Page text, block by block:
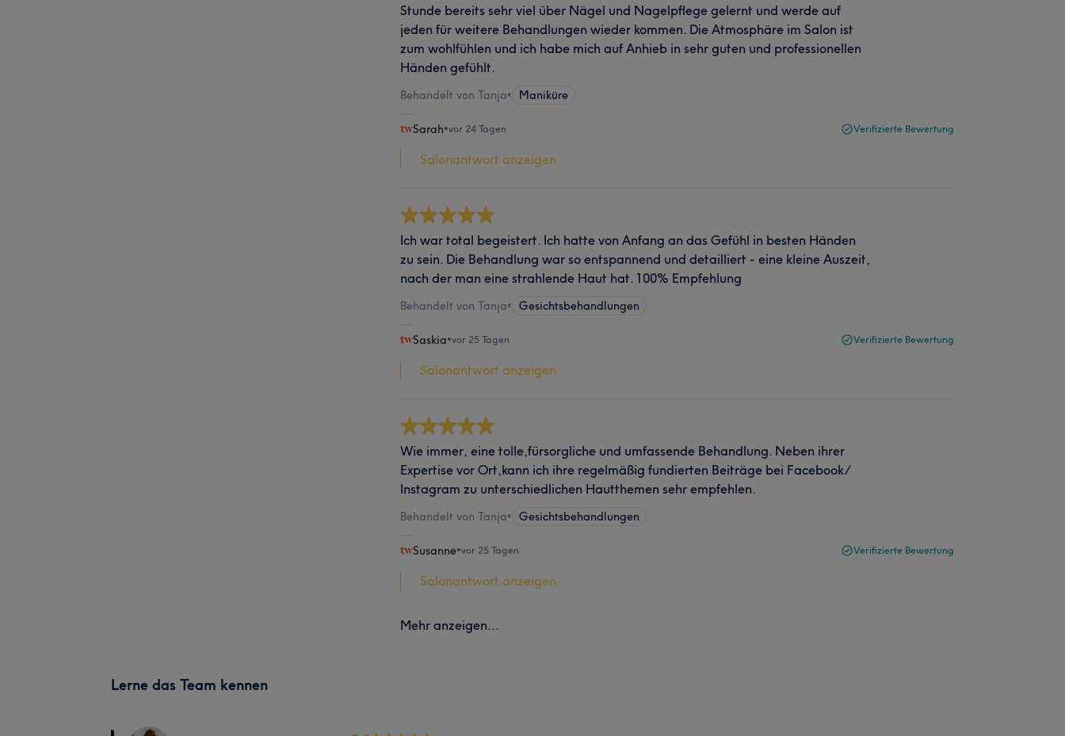
Stunde bereits sehr viel über Nägel und Nagelpflege gelernt und werde auf
jeden für weitere Behandlungen wieder kommen. Die Atmosphäre im Salon ist
zum wohlfühlen und ich habe mich auf Anhieb in sehr guten und professionellen
Händen gefühlt.
Behandelt von Tanja• Maniküre
Sarah•vor 24 Tagen Verifizierte Bewertung
Salonantwort anzeigen
Ich war total begeistert. Ich hatte von Anfang an das Gefühl in besten Händen
zu sein. Die Behandlung war so entspannend und detailliert - eine kleine Auszeit,
nach der man eine strahlende Haut hat. 100% Empfehlung
Behandelt von Tanja• Gesichtsbehandlungen
Saskia•vor 25 Tagen Verifizierte Bewertung
Salonantwort anzeigen
Wie immer, eine tolle,fürsorgliche und umfassende Behandlung. Neben ihrer
Expertise vor Ort,kann ich ihre regelmäßig fundierten Beiträge bei Facebook/
Instagram zu unterschiedlichen Hautthemen sehr empfehlen.
Behandelt von Tanja• Gesichtsbehandlungen
Susanne•vor 25 Tagen Verifizierte Bewertung
Salonantwort anzeigen
Mehr anzeigen...
Lerne das Team kennen